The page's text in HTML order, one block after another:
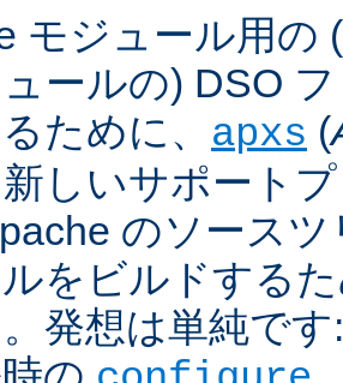
モジュール用の
ールの) DSO
ために、 apxs (
しいサポート
のソースツ
をビルドする
発想は単純で